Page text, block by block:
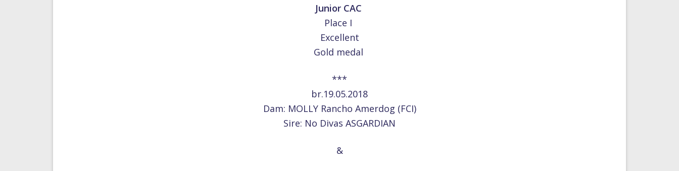
Junior CAC
Place I
Excellent
Gold medal
***
br.19.05.2018
Dam: MOLLY Rancho Amerdog (FCI)
Sire: No Divas ASGARDIAN
&